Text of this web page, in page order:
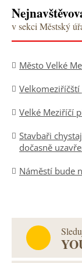
v sekci Městský
Město Velké
Velké Meziříčí
Stavbaři
dočasně
Náměstí bude